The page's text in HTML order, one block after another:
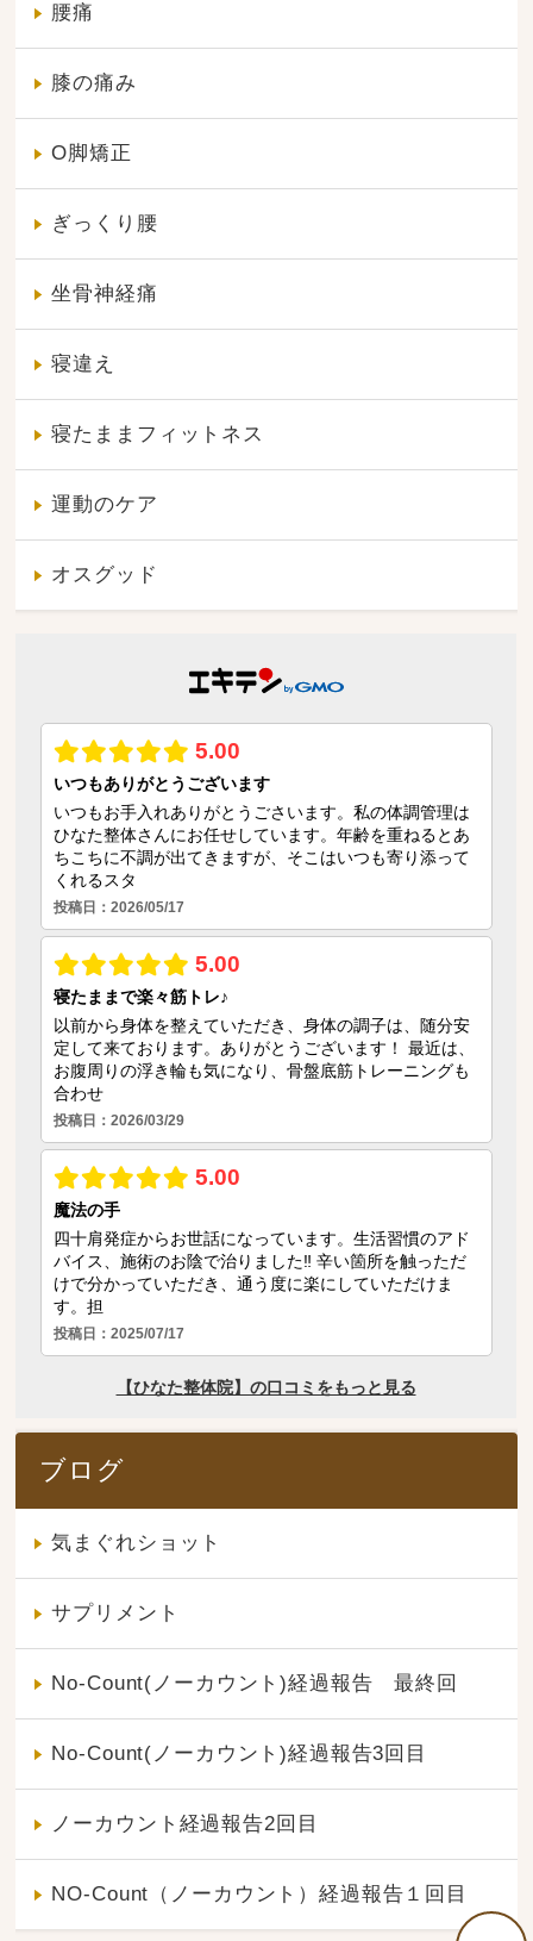
腰痛
膝の痛み
O脚矯正
ぎっくり腰
坐骨神経痛
寝違え
寝たままフィットネス
運動のケア
オスグッド
ブログ
気まぐれショット
サプリメント
No-Count(ノーカウント)経過報告 最終回
No-Count(ノーカウント)経過報告3回目
ノーカウント経過報告2回目
NO-Count（ノーカウント）経過報告１回目